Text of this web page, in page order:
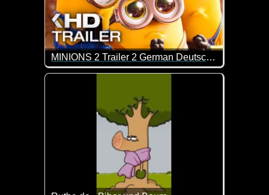
MINIONS 2 Trailer 2 German Deutsch (2022)
Mit den Minions ist immer viel los ;-)